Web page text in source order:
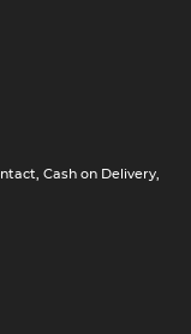
Cash on Delivery,